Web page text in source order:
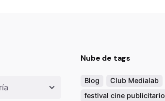
Nube de tags
Blog Club Medialab
festival cine publicitario